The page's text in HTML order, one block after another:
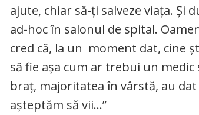
ajute, chiar să-ți salveze viața.
ad-hoc în salonul de spital.
cred că, la un moment dat, cine
să fie așa cum ar trebui un medic
braț, majoritatea în vârstă, au dat
așteptăm să vii…”